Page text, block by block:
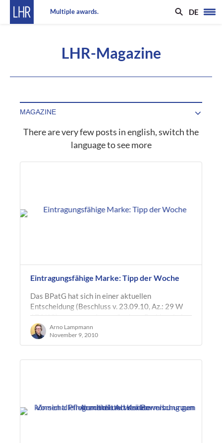
Multiple awards. DE
LHR-Magazine
There are very few posts in english, switch the
language to see more
Eintragungsfähige Marke: Tipp der Woche
Das BPatG hat sich in einer aktuellen
Entscheidung (Beschluss v. 23.09.10, Az.: 29 W
174/10) erneut zu einem gängigen Problem bei
der Markenanmeldung geäußert. Es ging um…
Arno Lampmann
November 9, 2010